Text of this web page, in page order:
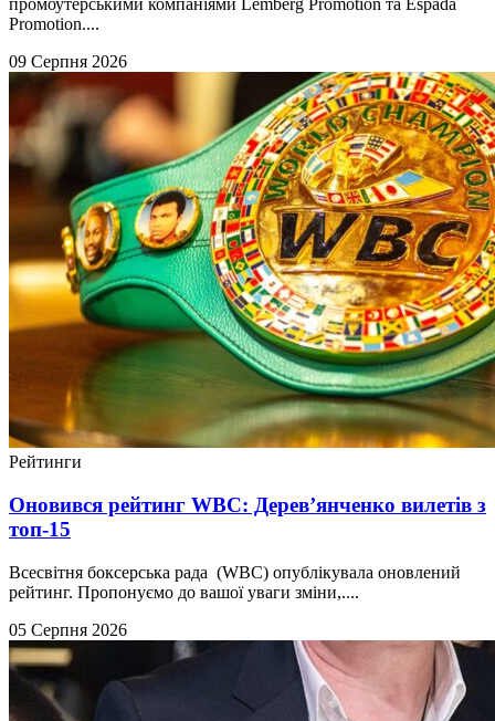
промоутерськими компаніями Lemberg Promotion та Espada
Promotion....
09 Серпня 2026
Рейтинги
Оновився рейтинг WBC: Дерев’янченко вилетів з
топ-15
Всесвітня боксерська рада (WBC) опублікувала оновлений
рейтинг. Пропонуємо до вашої уваги зміни,....
05 Серпня 2026